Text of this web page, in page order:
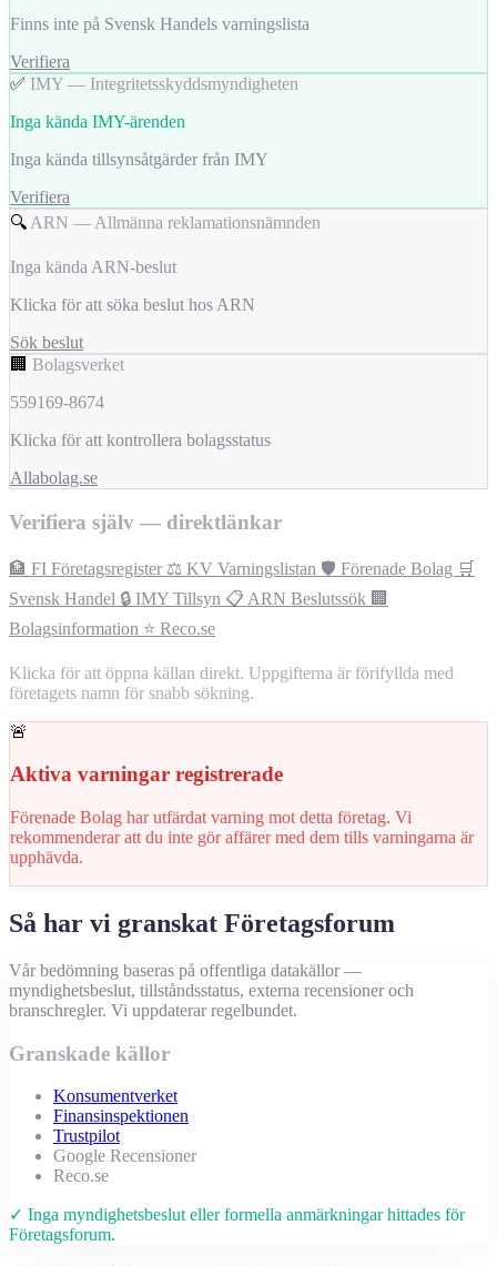
Finns inte på Svensk Handels varningslista
Verifiera
✅ IMY — Integritetsskyddsmyndigheten
Inga kända IMY-ärenden
Inga kända tillsynsåtgärder från IMY
Verifiera
🔍 ARN — Allmänna reklamationsnämnden
Inga kända ARN-beslut
Klicka för att söka beslut hos ARN
Sök beslut
🏢 Bolagsverket
559169-8674
Klicka för att kontrollera bolagsstatus
Allabolag.se
Verifiera själv — direktlänkar
🏦 FI Företagsregister ⚖️ KV Varningslistan 🛡️ Förenade Bolag 🛒
Svensk Handel 🔒 IMY Tillsyn 📋 ARN Beslutssök 🏢
Bolagsinformation ⭐ Reco.se
Klicka för att öppna källan direkt. Uppgifterna är förifyllda med
företagets namn för snabb sökning.
🚨
Aktiva varningar registrerade
Förenade Bolag har utfärdat varning mot detta företag. Vi
rekommenderar att du inte gör affärer med dem tills varningarna är
upphävda.
Så har vi granskat Företagsforum
Vår bedömning baseras på offentliga datakällor —
myndighetsbeslut, tillståndsstatus, externa recensioner och
branschregler. Vi uppdaterar regelbundet.
Granskade källor
Konsumentverket
Finansinspektionen
Trustpilot
Google Recensioner
Reco.se
✓ Inga myndighetsbeslut eller formella anmärkningar hittades för
Företagsforum.